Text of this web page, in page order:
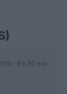
- 8 h 30 min